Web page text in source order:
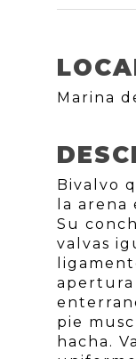
Marina
Bivalvo
la
Su
valvas
apertura
pie
hacha.